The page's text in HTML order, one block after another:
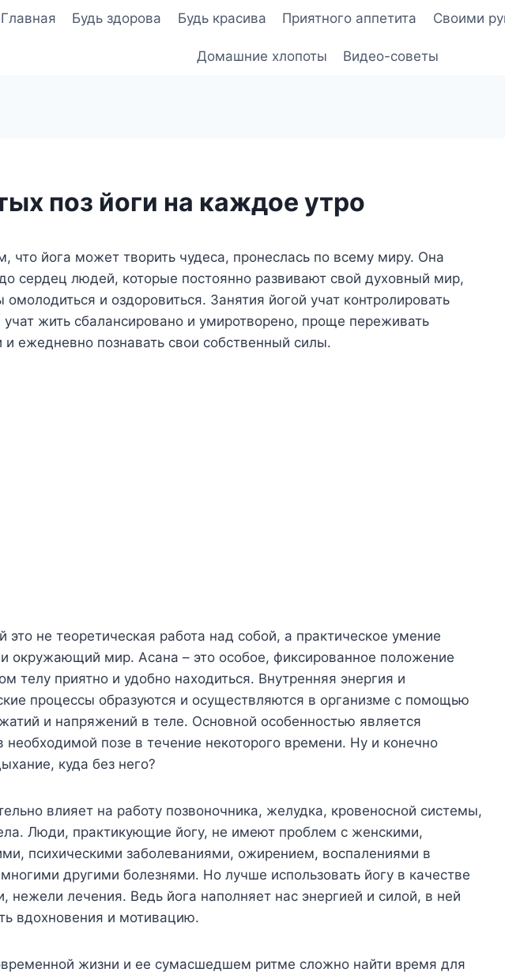
Главная Будь здорова Будь красива Приятного аппетита Своими
Домашние хлопоты Видео-советы
поз йоги на каждое утро
что йога может творить чудеса, пронеслась по всему миру. Она
сердец людей, которые постоянно развивают свой духовный мир,
и оздоровиться. Занятия йогой учат контролировать
учат жить сбалансировано и умиротворено, проще переживать
и ежедневно познавать свои собственный силы.
это не теоретическая работа над собой, а практическое умение
и окружающий мир. Асана – это особое, фиксированное положение
телу приятно и удобно находиться. Внутренняя энергия и
процессы образуются и осуществляются в организме с помощью
и напряжений в теле. Основной особенностью является
необходимой позе в течение некоторого времени. Ну и конечно
куда без него?
влияет на работу позвоночника, желудка, кровеносной системы,
Люди, практикующие йогу, не имеют проблем с женскими,
психическими заболеваниями, ожирением, воспалениями в
другими болезнями. Но лучше использовать йогу в качестве
нежели лечения. Ведь йога наполняет нас энергией и силой, в ней
вдохновения и мотивацию.
жизни и ее сумасшедшем ритме сложно найти время для